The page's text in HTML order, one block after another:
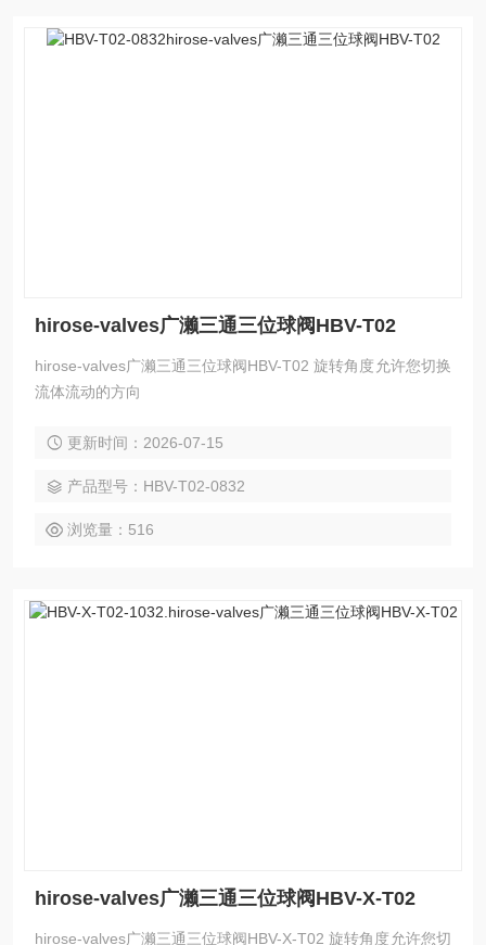
hirose-valves广濑三通三位球阀HBV-T02
hirose-valves广濑三通三位球阀HBV-T02 旋转角度允许您切换
流体流动的方向
更新时间：2026-07-15
产品型号：HBV-T02-0832
浏览量：516
hirose-valves广濑三通三位球阀HBV-X-T02
hirose-valves广濑三通三位球阀HBV-X-T02 旋转角度允许您切